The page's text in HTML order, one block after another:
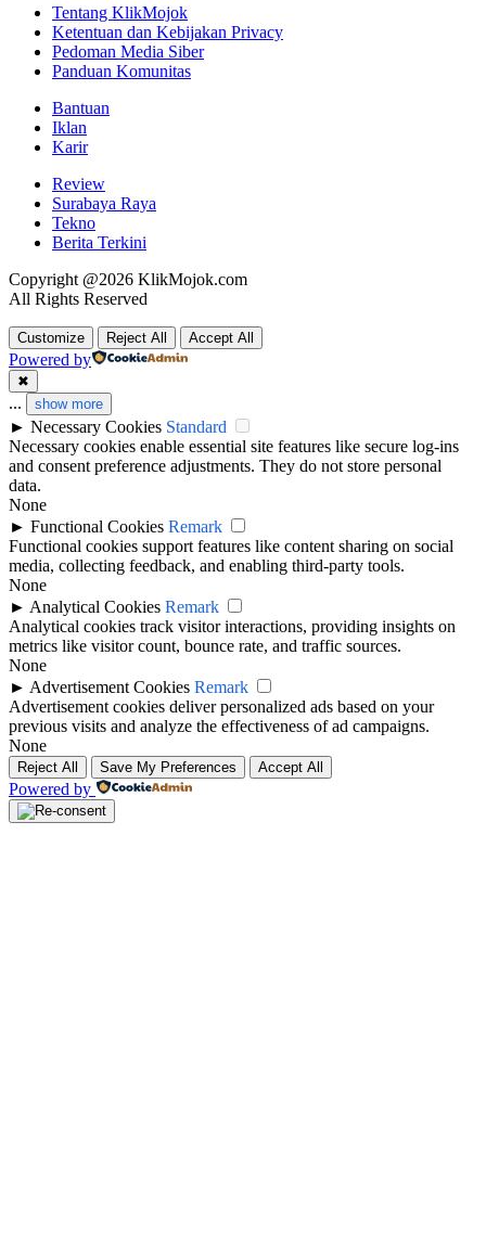
Tentang KlikMojok
Ketentuan dan Kebijakan Privacy
Pedoman Media Siber
Panduan Komunitas
Bantuan
Iklan
Karir
Review
Surabaya Raya
Tekno
Berita Terkini
Copyright @2026 KlikMojok.com
All Rights Reserved
Customize Reject All Accept All
Powered by
✖
... show more
► Necessary Cookies Standard
Necessary cookies enable essential site features like secure log-ins
and consent preference adjustments. They do not store personal
data.
None
► Functional Cookies Remark
Functional cookies support features like content sharing on social
media, collecting feedback, and enabling third-party tools.
None
► Analytical Cookies Remark
Analytical cookies track visitor interactions, providing insights on
metrics like visitor count, bounce rate, and traffic sources.
None
► Advertisement Cookies Remark
Advertisement cookies deliver personalized ads based on your
previous visits and analyze the effectiveness of ad campaigns.
None
Reject All Save My Preferences Accept All
Powered by